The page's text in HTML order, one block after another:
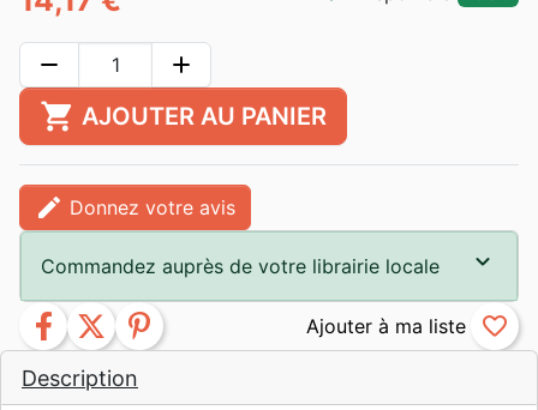
Description
remove add
shopping_cart AJOUTER AU PANIER
edit Donnez votre avis
Commandez auprès de votre librairie locale
facebook twitter pinterest favorite_border